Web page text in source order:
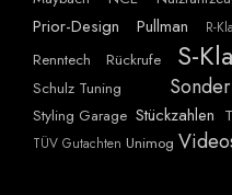
Prior-Design Pullman R-
Renntech Rückrufe S-
Schulz Tuning
Styling Garage Stückzahlen
TÜV Gutachten Unimog